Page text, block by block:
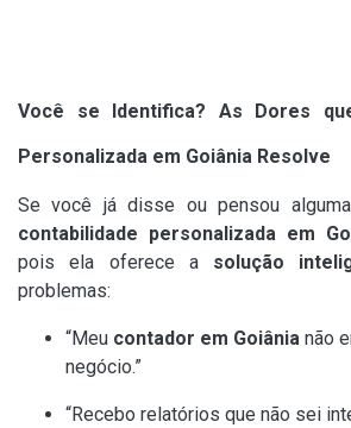
Você se Identifica? As Dores
Personalizada em Goiânia Resolve
Se você já disse ou pensou
contabilidade personalizada em
pois ela oferece a solução
problemas:
“Meu contador em Goiânia não
negócio.”
“Recebo relatórios que não sei